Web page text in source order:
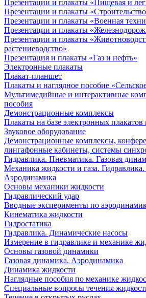
Презентации и плакаты «Пищевая и
Презентации и плакаты
Презентации и плакаты «Военная
Презентации и плакаты
Презентации и плакаты
растениеводство»
Презентация и плакаты «Газ и нефть»
Электронные плакаты
Плакат-планшет
Плакаты и наглядное пособие
Мультимедийные и интерактивные
пособия
Демонстрационные комплексы
Плакаты на базе электронных плакатов
Звуковое оборудование
Демонстрационные комплексы,
лингафонные кабинеты, системы
Гидравлика. Пневматика. Газовая
Механика жидкости и газа.
Аэродинамика
Основы механики жидкости
Гидравлический удар
Вводные эксперименты по
Кинематика жидкости
Гидростатика
Гидравлика. Динамические насосы
Измерение в гидравлике и механике
Основы газовой динамики
Газовая динамика. Аэродинамика
Динамика жидкости
Наглядные пособия по механике
Специальные вопросы течения